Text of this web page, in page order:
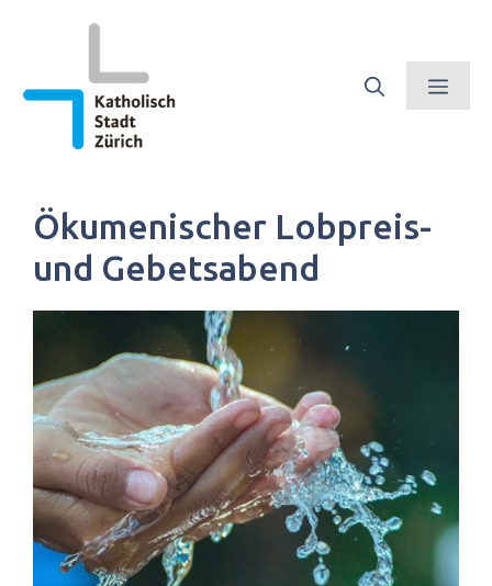
Ökumenischer Lobpreis-
und Gebetsabend